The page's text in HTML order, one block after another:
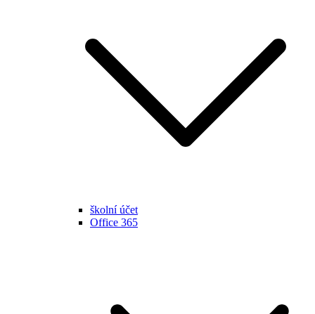
školní účet
Office 365